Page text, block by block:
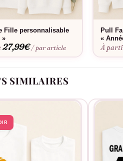
Fille personnalisable
»
27,99€ / par article
Pull
«
À
SIMILAIRES